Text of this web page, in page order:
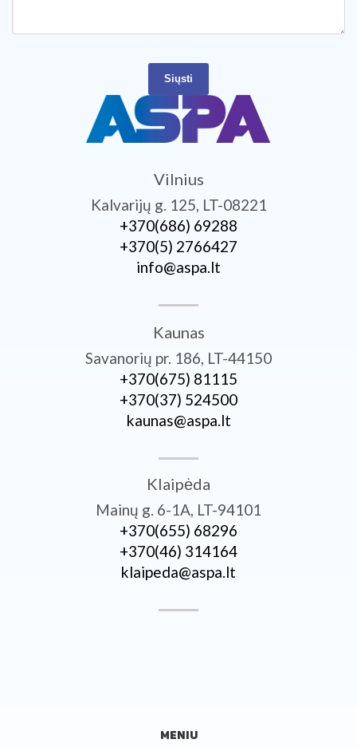
Siųsti
Vilnius
Kalvarijų g. 125, LT-08221
+370­(686) 69288
+370­(5) 2766427
info@aspa.lt
Kaunas
Savanorių pr. 186, LT-44150
+370­(675) 81115
+370­(37) 524500
kaunas@aspa.lt
Klaipėda
Mainų g. 6-1A, LT-94101
+370­(655) 68296
+370­(46) 314164
klaipeda@aspa.lt
MENIU